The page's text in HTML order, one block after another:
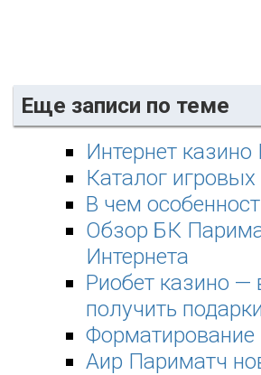
Еще записи по теме
Интернет
Каталог
В чем
Обзор БК
Интернета
Риобет казино —
получить
Форматирование
Аир Париматч